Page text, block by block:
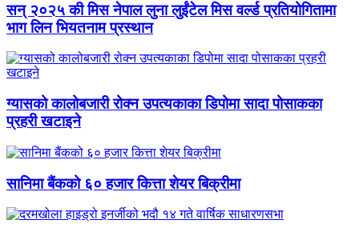
सन् २०२५ की मिस नेपाल लुना लुईंटेल मिस वर्ल्ड प्रतियोगितामा
भाग लिन भियतनाम प्रस्थान
ग्यासको कालोबजारी रोक्न उपत्यकाका डिपोमा सादा पोसाकका
प्रहरी खटाइने
सानिमा बैंकको ६० हजार कित्ता शेयर बिक्रीमा